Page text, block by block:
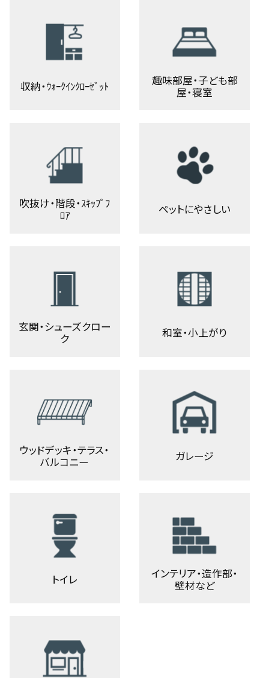
収納・ｳｫｰｸｲﾝｸﾛｰｾﾞｯﾄ
趣味部屋・子ども部
屋・寝室
吹抜け・階段・ｽｷｯﾌﾟﾌ
ﾛｱ
ペットにやさしい
玄関・シューズクロー
ク
和室・小上がり
ウッドデッキ・テラス・
バルコニー
ガレージ
トイレ
インテリア・造作部・
壁材など